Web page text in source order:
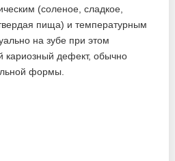
(соленое, сладкое,
пища) и температурным
на зубе при этом
кариозный дефект, обычно
формы.